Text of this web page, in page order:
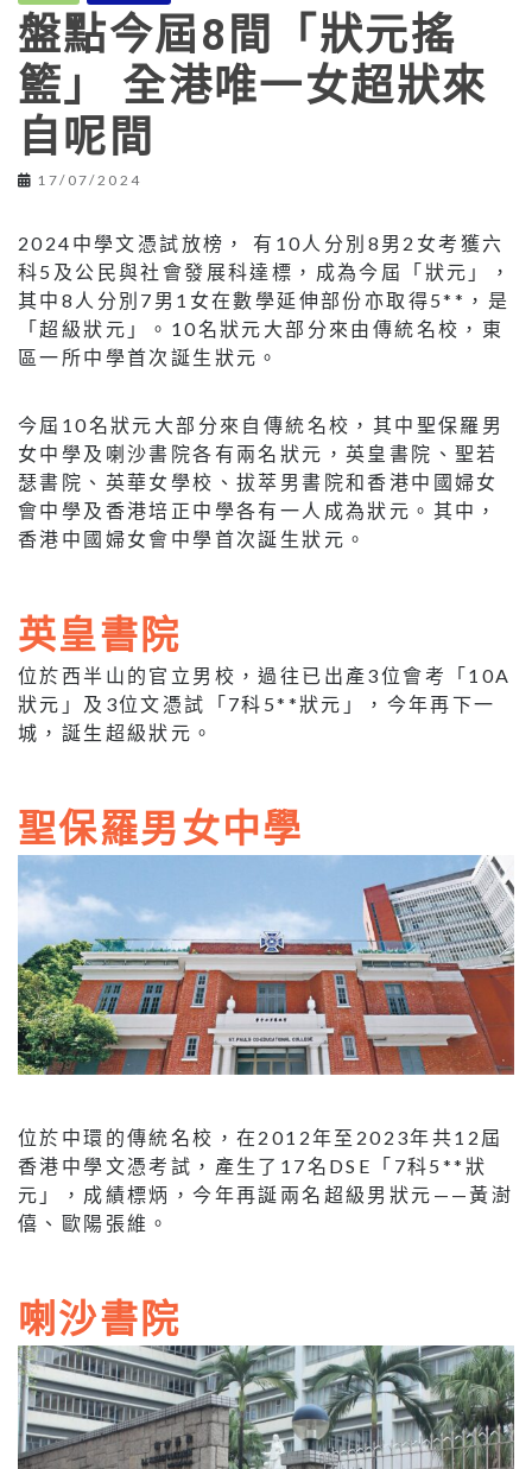
盤點今屆8間「狀元搖
籃」 全港唯一女超狀來
自呢間
17/07/2024
2024中學文憑試放榜， 有10人分別8男2女考獲六
科5及公民與社會發展科達標，成為今屆「狀元」，
其中8人分別7男1女在數學延伸部份亦取得5**，是
「超級狀元」。10名狀元大部分來由傳統名校，東
區一所中學首次誕生狀元。
今屆10名狀元大部分來自傳統名校，其中聖保羅男
女中學及喇沙書院各有兩名狀元，英皇書院、聖若
瑟書院、英華女學校、拔萃男書院和香港中國婦女
會中學及香港培正中學各有一人成為狀元。其中，
香港中國婦女會中學首次誕生狀元。
英皇書院
位於西半山的官立男校，過往已出產3位會考「10A
狀元」及3位文憑試「7科5**狀元」，今年再下一
城，誕生超級狀元。
聖保羅男女中學
位於中環的傳統名校，在2012年至2023年共12屆
香港中學文憑考試，產生了17名DSE「7科5**狀
元」，成績標炳，今年再誕兩名超級男狀元——黃澍
僖、歐陽張維。
喇沙書院